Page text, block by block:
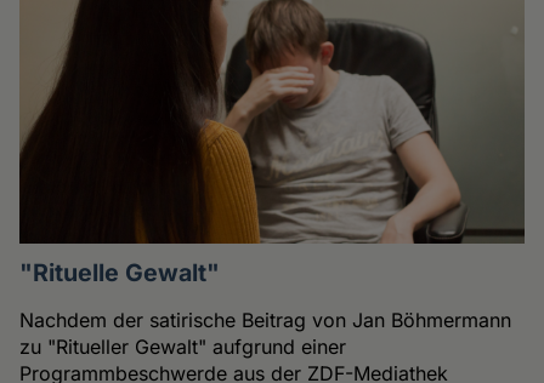
"Rituelle Gewalt"
Nachdem der satirische Beitrag von Jan Böhmermann
zu "Ritueller Gewalt" aufgrund einer
Programmbeschwerde aus der ZDF-Mediathek